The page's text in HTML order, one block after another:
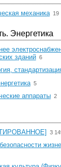
механика 19
Энергетика
зданий 6
5
аппараты 2
3